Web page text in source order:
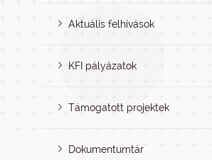
Aktuális felhívások
KFI pályázatok
Támogatott projektek
Dokumentumtár